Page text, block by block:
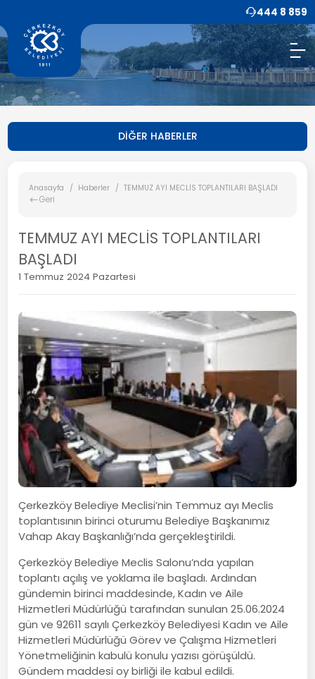
444 8 859
DİĞER HABERLER
Anasayfa Haberler TEMMUZ AYI MECLİS TOPLANTILARI BAŞLADI
Geri
TEMMUZ AYI MECLİS TOPLANTILARI
BAŞLADI
1 Temmuz 2024 Pazartesi
Çerkezköy Belediye Meclisi’nin Temmuz ayı Meclis
toplantısının birinci oturumu Belediye Başkanımız
Vahap Akay Başkanlığı’nda gerçekleştirildi.
Çerkezköy Belediye Meclis Salonu’nda yapılan
toplantı açılış ve yoklama ile başladı. Ardından
gündemin birinci maddesinde, Kadın ve Aile
Hizmetleri Müdürlüğü tarafından sunulan 25.06.2024
gün ve 92611 sayılı Çerkezköy Belediyesi Kadın ve Aile
Hizmetleri Müdürlüğü Görev ve Çalışma Hizmetleri
Yönetmeliğinin kabulü konulu yazısı görüşüldü.
Gündem maddesi oy birliği ile kabul edildi.